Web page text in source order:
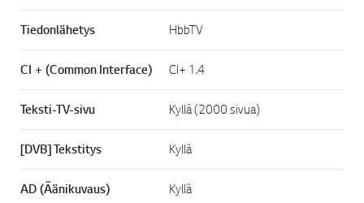
Tiedonlähetys HbbTV
CI + (Common Interface) CI+ 1.4
Teksti-TV-sivu Kyllä (2000 sivua)
[DVB] Tekstitys Kyllä
AD (Äänikuvaus) Kyllä